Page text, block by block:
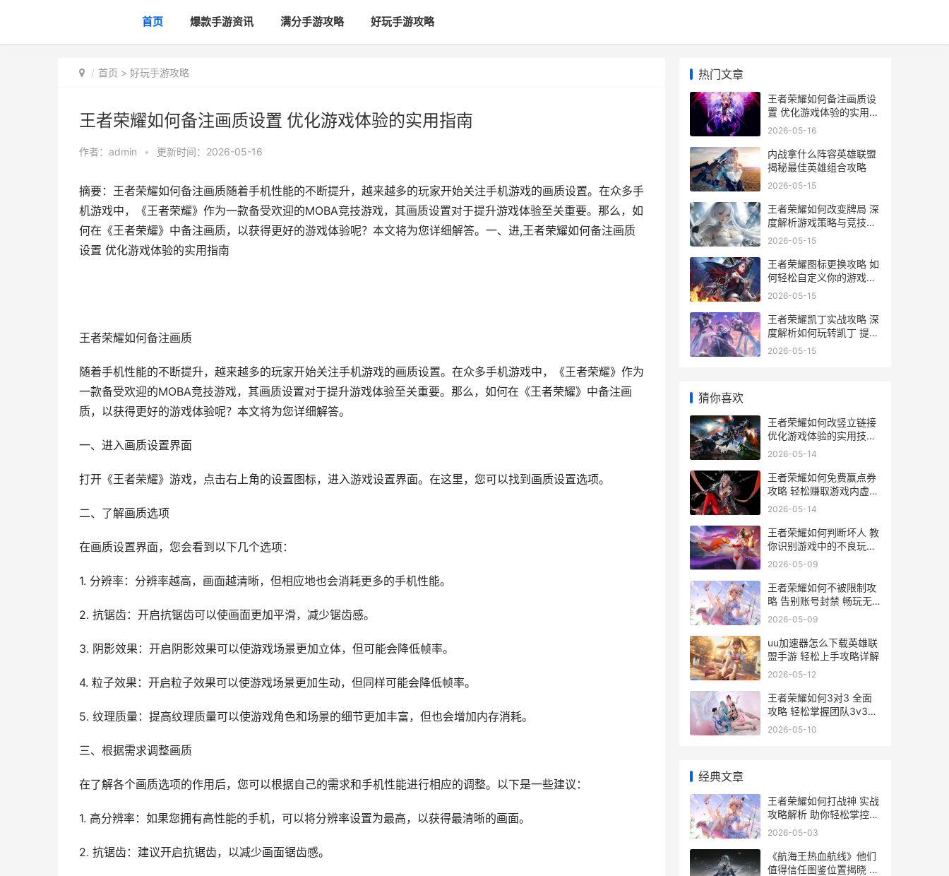
首页 爆款手游资讯 满分手游攻略 好玩手游攻略
首页 > 好玩手游攻略
王者荣耀如何备注画质设置 优化游戏体验的实用指南
作者： admin • 更新时间：2026-05-16
摘要：王者荣耀如何备注画质随着手机性能的不断提升，越来越多的玩家开始关注手机游戏的画质设置。在众多手
机游戏中，《王者荣耀》作为一款备受欢迎的MOBA竞技游戏，其画质设置对于提升游戏体验至关重要。那么，如
何在《王者荣耀》中备注画质，以获得更好的游戏体验呢？本文将为您详细解答。一、进,王者荣耀如何备注画质
设置 优化游戏体验的实用指南
王者荣耀如何备注画质
随着手机性能的不断提升，越来越多的玩家开始关注手机游戏的画质设置。在众多手机游戏中，《王者荣耀》作为
一款备受欢迎的MOBA竞技游戏，其画质设置对于提升游戏体验至关重要。那么，如何在《王者荣耀》中备注画
质，以获得更好的游戏体验呢？本文将为您详细解答。
一、进入画质设置界面
打开《王者荣耀》游戏，点击右上角的设置图标，进入游戏设置界面。在这里，您可以找到画质设置选项。
二、了解画质选项
在画质设置界面，您会看到以下几个选项：
1. 分辨率：分辨率越高，画面越清晰，但相应地也会消耗更多的手机性能。
2. 抗锯齿：开启抗锯齿可以使画面更加平滑，减少锯齿感。
3. 阴影效果：开启阴影效果可以使游戏场景更加立体，但可能会降低帧率。
4. 粒子效果：开启粒子效果可以使游戏场景更加生动，但同样可能会降低帧率。
5. 纹理质量：提高纹理质量可以使游戏角色和场景的细节更加丰富，但也会增加内存消耗。
三、根据需求调整画质
在了解各个画质选项的作用后，您可以根据自己的需求和手机性能进行相应的调整。以下是一些建议：
1. 高分辨率：如果您拥有高性能的手机，可以将分辨率设置为最高，以获得最清晰的画面。
2. 抗锯齿：建议开启抗锯齿，以减少画面锯齿感。
热门文章
王者荣耀如何备注画质设
置 优化游戏体验的实用指
南
2026-05-16
内战拿什么阵容英雄联盟
揭秘最佳英雄组合攻略
2026-05-15
王者荣耀如何改变牌局 深
度解析游戏策略与竞技变
革
2026-05-15
王者荣耀图标更换攻略 如
何轻松自定义你的游戏标
识
2026-05-15
王者荣耀凯丁实战攻略 深
度解析如何玩转凯丁 提升
胜率技巧大揭秘
2026-05-15
猜你喜欢
王者荣耀如何改竖立链接
优化游戏体验的实用技巧
解析
2026-05-14
王者荣耀如何免费赢点券
攻略 轻松赚取游戏内虚拟
货币秘籍
2026-05-14
王者荣耀如何判断坏人 教
你识别游戏中的不良玩家
攻略
2026-05-09
王者荣耀如何不被限制攻
略 告别账号封禁 畅玩无
忧
2026-05-09
uu加速器怎么下载英雄联
盟手游 轻松上手攻略详解
2026-05-12
王者荣耀如何3对3 全面
攻略 轻松掌握团队3v3战
斗技巧
2026-05-10
经典文章
王者荣耀如何打战神 实战
攻略解析 助你轻松掌控战
场
2026-05-03
《航海王热血航线》他们
值得信任图鉴位置揭晓 航